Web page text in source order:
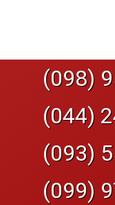
(098)
(044)
(093)
(099)